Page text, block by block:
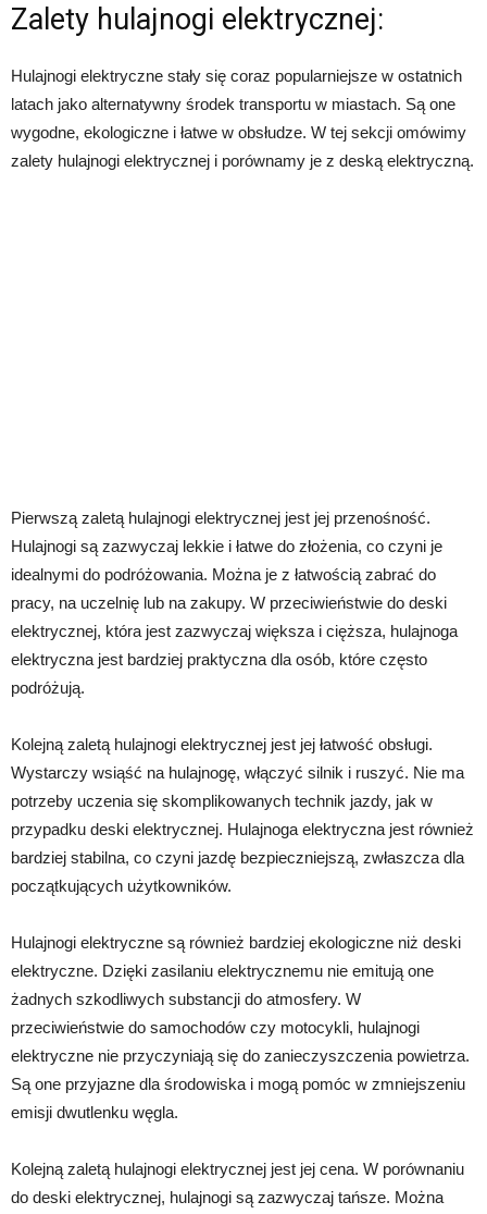
Zalety hulajnogi elektrycznej:
Hulajnogi elektryczne stały się coraz popularniejsze w ostatnich
latach jako alternatywny środek transportu w miastach. Są one
wygodne, ekologiczne i łatwe w obsłudze. W tej sekcji omówimy
zalety hulajnogi elektrycznej i porównamy je z deską elektryczną.
Pierwszą zaletą hulajnogi elektrycznej jest jej przenośność.
Hulajnogi są zazwyczaj lekkie i łatwe do złożenia, co czyni je
idealnymi do podróżowania. Można je z łatwością zabrać do
pracy, na uczelnię lub na zakupy. W przeciwieństwie do deski
elektrycznej, która jest zazwyczaj większa i cięższa, hulajnoga
elektryczna jest bardziej praktyczna dla osób, które często
podróżują.
Kolejną zaletą hulajnogi elektrycznej jest jej łatwość obsługi.
Wystarczy wsiąść na hulajnogę, włączyć silnik i ruszyć. Nie ma
potrzeby uczenia się skomplikowanych technik jazdy, jak w
przypadku deski elektrycznej. Hulajnoga elektryczna jest również
bardziej stabilna, co czyni jazdę bezpieczniejszą, zwłaszcza dla
początkujących użytkowników.
Hulajnogi elektryczne są również bardziej ekologiczne niż deski
elektryczne. Dzięki zasilaniu elektrycznemu nie emitują one
żadnych szkodliwych substancji do atmosfery. W
przeciwieństwie do samochodów czy motocykli, hulajnogi
elektryczne nie przyczyniają się do zanieczyszczenia powietrza.
Są one przyjazne dla środowiska i mogą pomóc w zmniejszeniu
emisji dwutlenku węgla.
Kolejną zaletą hulajnogi elektrycznej jest jej cena. W porównaniu
do deski elektrycznej, hulajnogi są zazwyczaj tańsze. Można